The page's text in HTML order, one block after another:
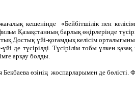
кешенінде «Бейбітшілік пен
Қазақстанның барлық өңірлерінде
Достық үйі-қоғамдық келісім
де түсірілді. Түсірілім тобы үлкен
арқау болды.
өзінің жоспарларымен де